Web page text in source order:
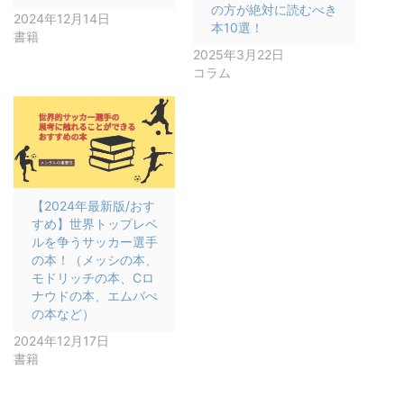
2024年12月14日
書籍
の方が絶対に読むべき
本10選！
2025年3月22日
コラム
【2024年最新版/おす
すめ】世界トップレベ
ルを争うサッカー選手
の本！（メッシの本、
モドリッチの本、Cロ
ナウドの本、エムバぺ
の本など）
2024年12月17日
書籍